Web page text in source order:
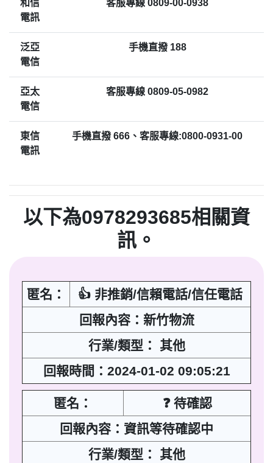
和信
電訊
客服專線 0809-00-0938
泛亞
電信
手機直撥 188
亞太
電信
客服專線 0809-05-0982
東信
電訊
手機直撥 666、客服專線:0800-0931-00
以下為0978293685相關資
訊。
匿名：
👍 非推銷/信賴電話/信任電話
回報內容：新竹物流
行業/類型： 其他
回報時間：2024-01-02 09:05:21
匿名：
❓ 待確認
回報內容：資訊等待確認中
行業/類型： 其他